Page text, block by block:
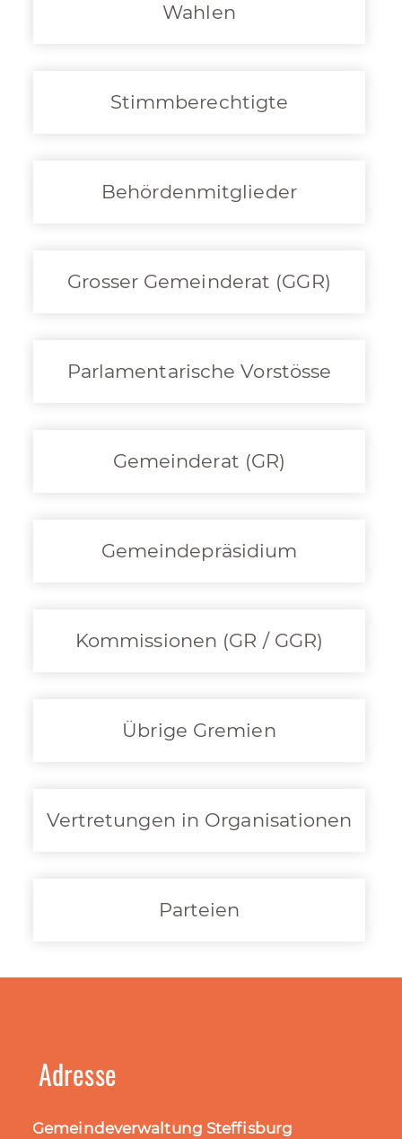
Wahlen
Stimmberechtigte
Behördenmitglieder
Grosser Gemeinderat (GGR)
Parlamentarische Vorstösse
Gemeinderat (GR)
Gemeindepräsidium
Kommissionen (GR / GGR)
Übrige Gremien
Vertretungen in Organisationen
Parteien
Adresse
Gemeindeverwaltung Steffisburg